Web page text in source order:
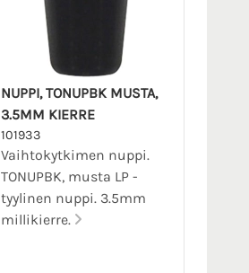
NUPPI, TONUPBK MUSTA,
3.5MM KIERRE
101933
Vaihtokytkimen nuppi.
TONUPBK, musta LP -
tyylinen nuppi. 3.5mm
millikierre.